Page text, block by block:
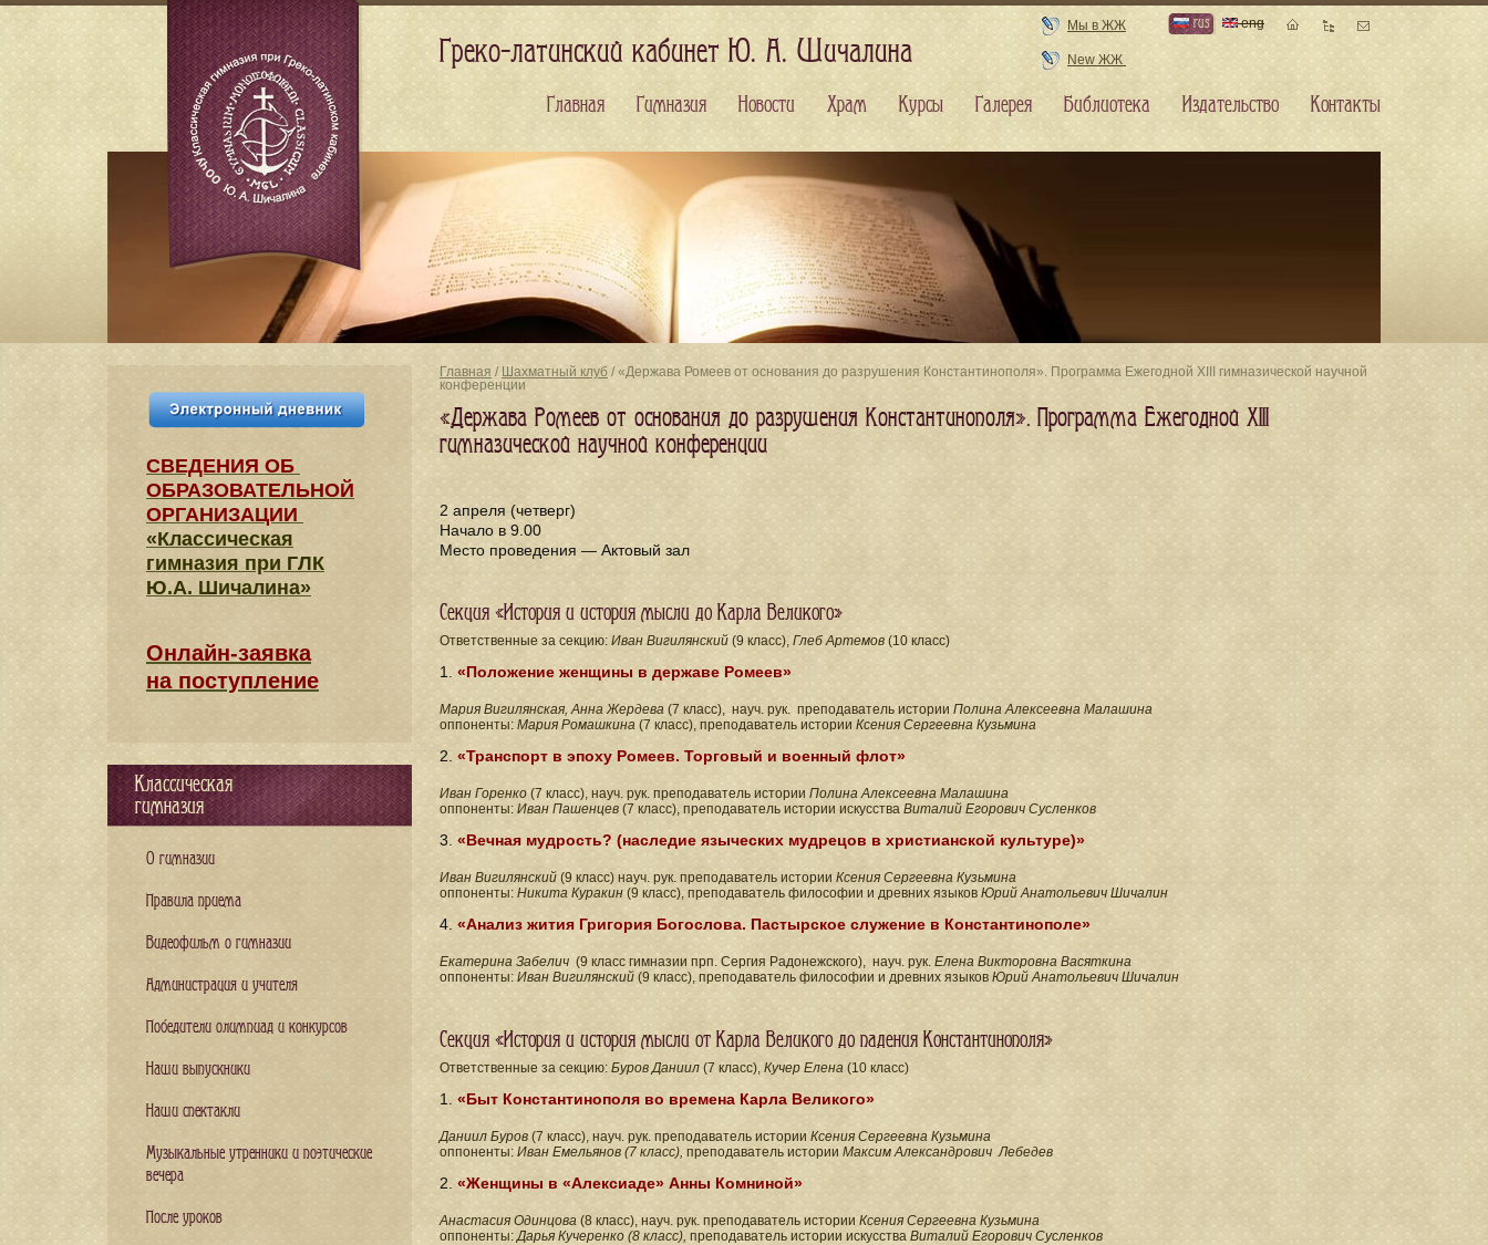
Главная / Шахматный клуб / «Держава Ромеев от основания до разрушения Константинополя». Программа Ежегодной XIII гимназической научной
конференции
«Держава Ромеев от основания до разрушения Константинополя». Программа Ежегодной XIII
гимназической научной конференции
2 апреля (четверг)
Начало в 9.00
Место проведения — Актовый зал
Секция «История и история мысли до Карла Великого»
Ответственные за секцию: Иван Вигилянский (9 класс), Глеб Артемов (10 класс)
1. «Положение женщины в державе Ромеев»
Мария Вигилянская, Анна Жердева (7 класс), науч. рук. преподаватель истории Полина Алексеевна Малашина
оппоненты: Мария Ромашкина (7 класс), преподаватель истории Ксения Сергеевна Кузьмина
2. «Транспорт в эпоху Ромеев. Торговый и военный флот»
Иван Горенко (7 класс), науч. рук. преподаватель истории Полина Алексеевна Малашина
оппоненты: Иван Пашенцев (7 класс), преподаватель истории искусства Виталий Егорович Сусленков
3. «Вечная мудрость? (наследие языческих мудрецов в христианской культуре)»
Иван Вигилянский (9 класс) науч. рук. преподаватель истории Ксения Сергеевна Кузьмина
оппоненты: Никита Куракин (9 класс), преподаватель философии и древних языков Юрий Анатольевич Шичалин
4. «Анализ жития Григория Богослова. Пастырское служение в Константинополе»
Екатерина Забелич (9 класс гимназии прп. Сергия Радонежского), науч. рук. Елена Викторовна Васяткина
оппоненты: Иван Вигилянский (9 класс), преподаватель философии и древних языков Юрий Анатольевич Шичалин
Секция «История и история мысли от Карла Великого до падения Константинополя»
Ответственные за секцию: Буров Даниил (7 класс), Кучер Елена (10 класс)
1. «Быт Константинополя во времена Карла Великого»
Даниил Буров (7 класс), науч. рук. преподаватель истории Ксения Сергеевна Кузьмина
оппоненты: Иван Емельянов (7 класс), преподаватель истории Максим Александрович Лебедев
2. «Женщины в «Алексиаде» Анны Комниной»
Анастасия Одинцова (8 класс), науч. рук. преподаватель истории Ксения Сергеевна Кузьмина
оппоненты:Дарья Кучеренко (8 класс), преподаватель истории искусства Виталий Егорович Сусленков
СВЕДЕНИЯ​ ОБ
ОБРАЗОВАТЕЛЬНОЙ
ОРГАНИЗАЦИИ
«Классическая
гимназия при ГЛК
Ю.А. Шичалина»
Онлайн-заявка
на поступление
Классическая
гимназия
О гимназии
Правила приема
Видеофильм о гимназии
Администрация и учителя
Победители олимпиад и конкурсов
Наши выпускники
Наши спектакли
Музыкальные утренники и поэтические
вечера
После уроков
Греко-латинский кабинет Ю. А. Шичалина
Мы в ЖЖ
New ЖЖ
rus eng
Главная Гимназия Новости Храм Курсы Галерея Библиотека Издательство Контакты